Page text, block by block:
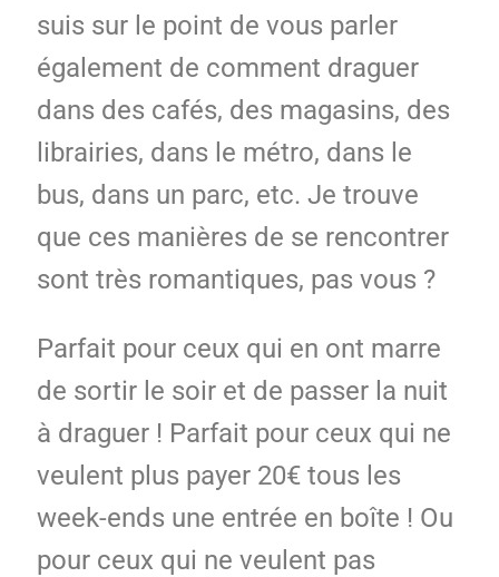
suis sur le point de vous parler
également de comment draguer
dans des cafés, des magasins, des
librairies, dans le métro, dans le
bus, dans un parc, etc. Je trouve
que ces manières de se rencontrer
sont très romantiques, pas vous ?
Parfait pour ceux qui en ont marre
de sortir le soir et de passer la nuit
à draguer ! Parfait pour ceux qui ne
veulent plus payer 20€ tous les
week-ends une entrée en boîte ! Ou
pour ceux qui ne veulent pas